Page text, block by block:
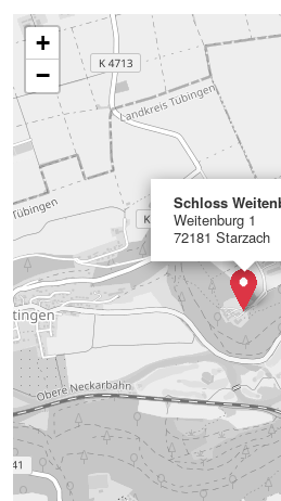
Schloss
Weitenburg 1
72181 Starzach
+
−